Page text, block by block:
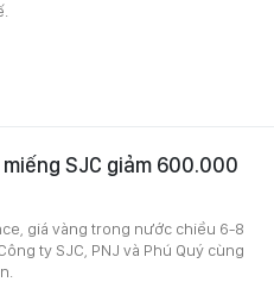
SJC giảm 600.000
giá vàng trong nước chiều 6-8
ty SJC, PNJ và Phú Quý cùng